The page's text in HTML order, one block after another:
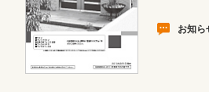
お知ら